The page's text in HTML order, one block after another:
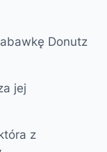
Donutz
jej
z